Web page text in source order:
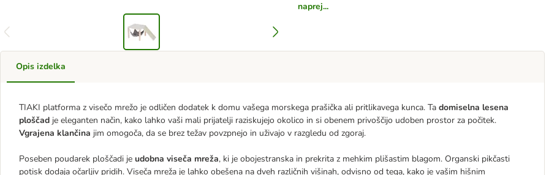
naprej...
Opis izdelka
TIAKI platforma z visečo mrežo je odličen dodatek k domu vašega morskega prašička ali pritlikavega kunca. Ta domiselna lesena
ploščad je eleganten način, kako lahko vaši mali prijatelji raziskujejo okolico in si obenem privoščijo udoben prostor za počitek.
Vgrajena klančina jim omogoča, da se brez težav povzpnejo in uživajo v razgledu od zgoraj.
Poseben poudarek ploščadi je udobna viseča mreža, ki je obojestranska in prekrita z mehkim plišastim blagom. Organski pikčasti
potisk dodaja očarljiv pridih. Viseča mreža je lahko obešena na dveh različnih višinah, odvisno od tega, kako je vašim hišnim